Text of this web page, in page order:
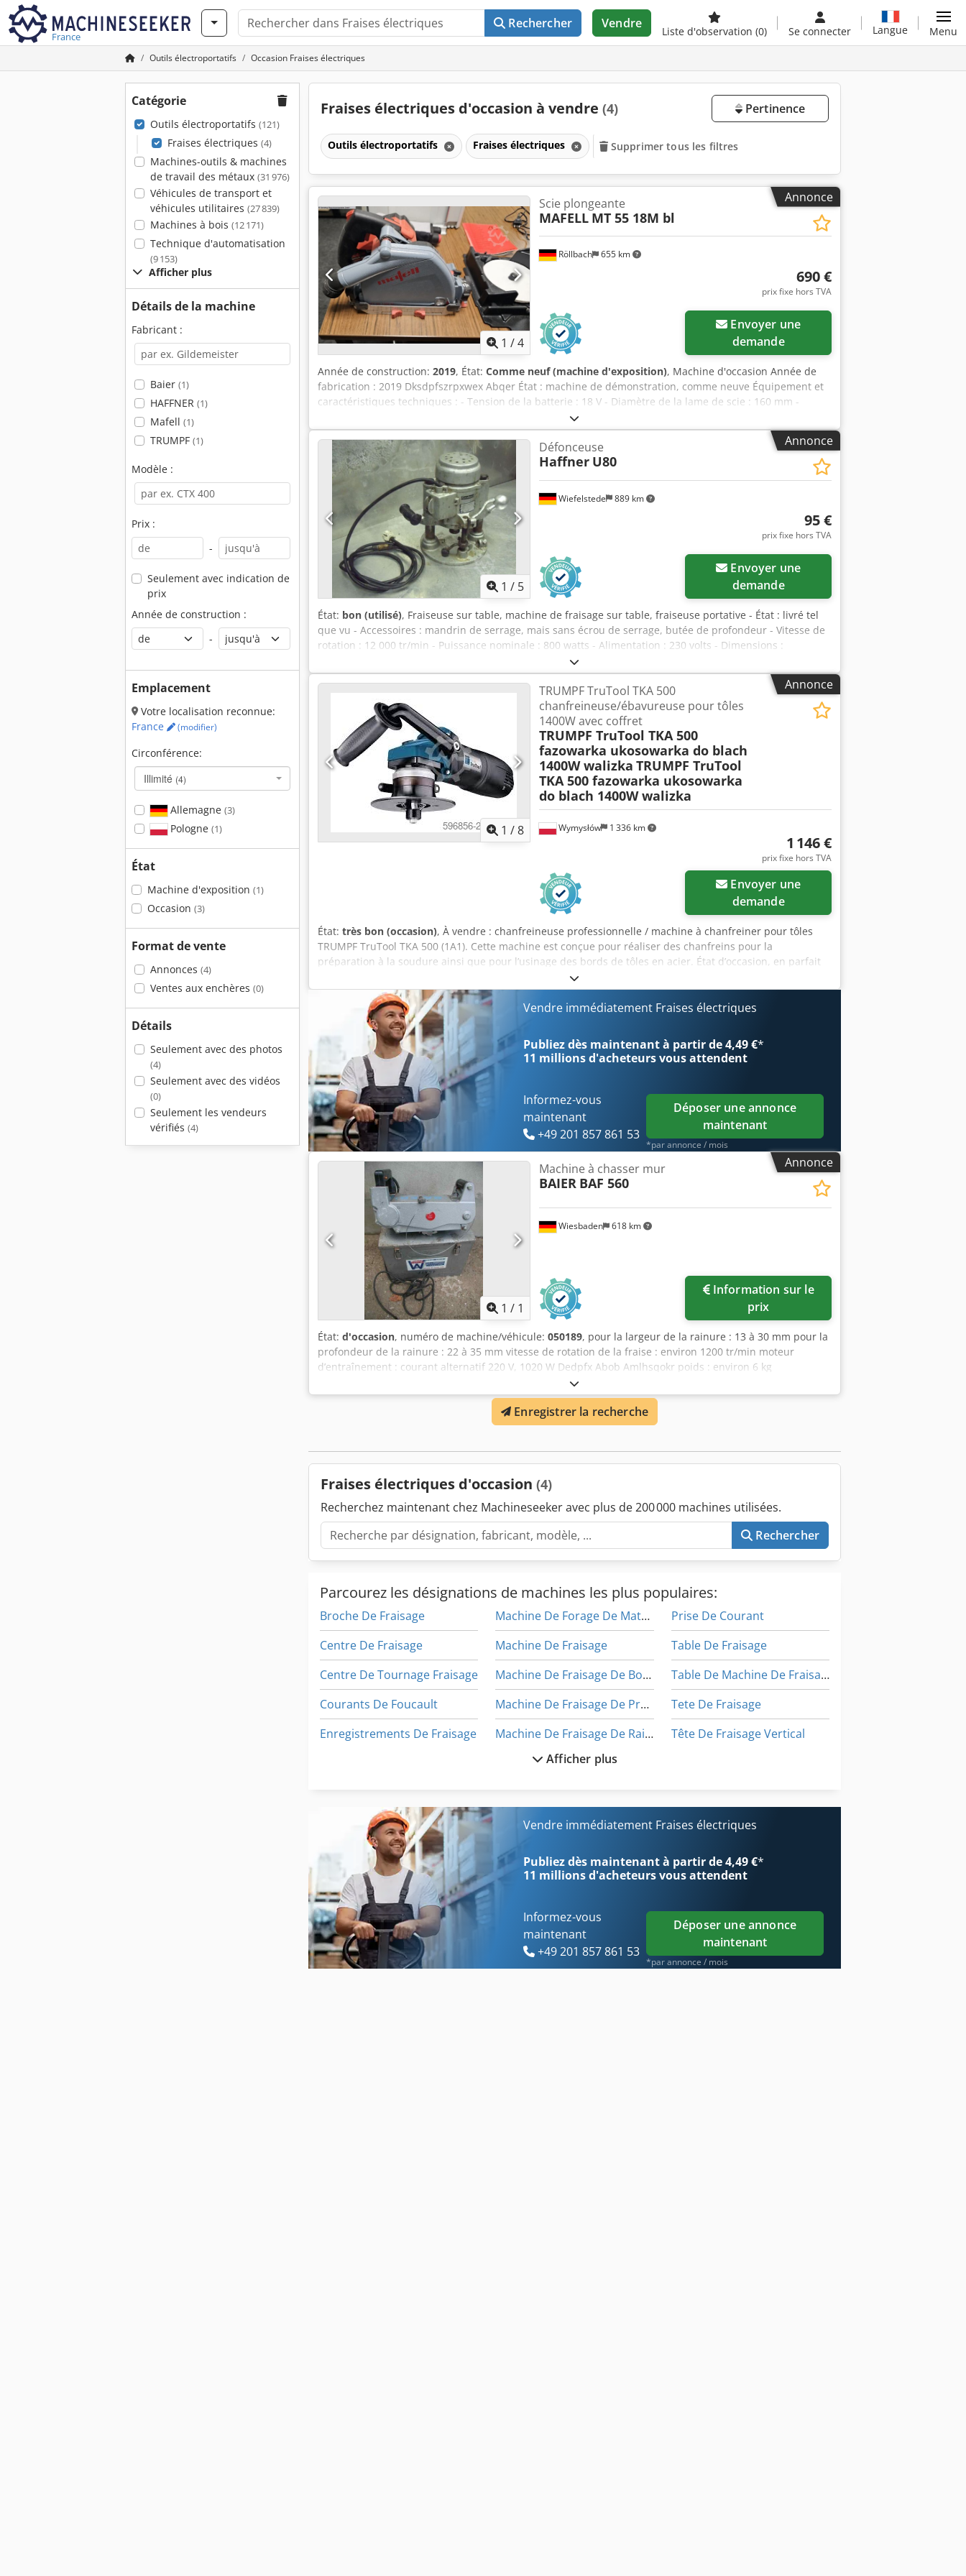
France
Rechercher Vendre
Liste d'observation (0) Se connecter Langue Menu
Outils électroportatifs Occasion Fraises électriques
Catégorie
Outils électroportatifs (121)
Fraises électriques (4)
Machines-outils & machines
de travail des métaux (31 976)
Véhicules de transport et
véhicules utilitaires (27 839)
Machines à bois (12 171)
Technique d'automatisation
(9 153)
Afficher plus
Détails de la machine
Fabricant :
Baier (1)
HAFFNER (1)
Mafell (1)
TRUMPF (1)
Modèle :
Prix :
-
Seulement avec indication de
prix
Année de construction :
-
Emplacement
Votre localisation reconnue:
France
(modifier)
Circonférence:
Illimité (4)
Allemagne (3)
Pologne (1)
État
Machine d'exposition (1)
Occasion (3)
Format de vente
Annonces (4)
Ventes aux enchères (0)
Détails
Seulement avec des photos
(4)
Seulement avec des vidéos
(0)
Seulement les vendeurs
vérifiés (4)
Fraises électriques d'occasion à vendre (4) Pertinence
Outils électroportatifs Fraises électriques Supprimer tous les filtres
Annonce
1 /4
Röllbach 655 km
Scie plongeante
MAFELL MT 55 18M bl
690 €
prix fixe hors TVA
demande
Année de construction: 2019, État: Comme neuf (machine d'exposition), Machine d'occasion Année de
fabrication : 2019 Dksdpfszrpxwex Abqer État : machine de démonstration, comme neuve Équipement et
caractéristiques techniques : - Tension de la batterie : 18 V - Diamètre de la lame de scie : 160 mm -
Alésage : 20 mm - Profondeur de coupe : jusqu’à 57 mm à 90° jusqu’à 40,5 mm à 45° - Plage d’inclinaison :
-1° à +48° - Vitesse à vide : 4 850 tr/min - Raccord pour aspiration des poussières - Poids : environ 4,5 kg
Annonce
1 / 5
Wiefelstede 889 km
Défonceuse
Haffner U80
95 €
prix fixe hors TVA
demande
État: bon (utilisé), Fraiseuse sur table, machine de fraisage sur table, fraiseuse portative - État : livré tel
que vu - Accessoires : mandrin de serrage, mais sans écrou de serrage, butée de profondeur - Vitesse de
rotation : 12 000 tr/min - Puissance nominale : 800 watts - Alimentation : 230 volts - Dimensions :
320/320/H320 mm Dkodpfx Aeb A N Nmsbqor - Poids : 12 kg
Annonce
1 /8 Wymysłów 1 336 km
TRUMPF TruTool TKA 500
chanfreineuse/ébavureuse pour tôles
1400W avec coffret
TRUMPF TruTool TKA 500
fazowarka ukosowarka do blach
1400W walizka TRUMPF TruTool
TKA 500 fazowarka ukosowarka
do blach 1400W walizka
1 146 €
prix fixe hors TVA
demande
État: très bon (occasion), À vendre : chanfreineuse professionnelle / machine à chanfreiner pour tôles
TRUMPF TruTool TKA 500 (1A1). Cette machine est conçue pour réaliser des chanfreins pour la
préparation à la soudure ainsi que pour l’usinage des bords de tôles en acier. État d’occasion, en parfait
état de fonctionnement, avec des traces normales d’utilisation visibles sur les photos. Équipement de
classe industrielle – fabrication Suisse / Allemagne. Caractéristiques techniques : - Puissance : 1400 W -
Alimentation : 230 V / 50–60 Hz - Courant : 6,5 A - Modèle : TruTool TKA 500 (1A1) - Année de fabrication :
2009 - Fabricant : TRUMPF Applications : - Chanfreinage des bords de tôles avant soudure - Biseautage
pour soudures en V et en X - Usinage des aciers de construction et de machines - Ateliers, production,
constructions métalliques Compris dans la livraison : - Chanfreineuse TRUMPF TruTool TKA 500 - Valise de
transport d’origine TRUMPF - Documentation / manuel du fabricant - Accessoires visibles sur les photos
Machine prête à l’emploi. Possibilité de test sur place. Expédition ou enlèvement sur place – à convenir.
Dodpfxsyhnukj Abqokr
Vendre immédiatement Fraises électriques
Publiez dès maintenant à partir de 4,49 €*
11 millions d'acheteursvous attendent
Informez-vous
maintenant
+49 201 857 861 53
Déposer une annonce
maintenant
*par annonce / mois
Annonce
1 / 1
Wiesbaden 618 km
Machine à chasser mur
BAIER BAF 560
Information sur le
prix
État: d'occasion, numéro de machine/véhicule: 050189, pour la largeur de la rainure : 13 à 30 mm pour la
profondeur de la rainure : 22 à 35 mm vitesse de rotation de la fraise : environ 1200 tr/min moteur
d’entraînement : courant alternatif 220 V, 1020 W Dedpfx Abob Amlhsqokr poids : environ 6 kg
Enregistrer la recherche
Fraises électriques d'occasion (4)
Recherchez maintenant chez Machineseeker avec plus de 200 000 machines utilisées.
Rechercher
Parcourez les désignations de machines les plus populaires:
Broche De Fraisage
Centre De Fraisage
Centre De Tournage Fraisage
Courants De Foucault
Enregistrements De Fraisage
Machine De Fabrication
Machine De Façonnage
Machine De Forage De Matériel
Machine De Fraisage
Machine De Fraisage De Bord
Machine De Fraisage De Profil
Machine De Fraisage De Rainure
Machine De Profilage
Outil De Fraisage
Outil De Fraisage De Fenêtre
Prise De Courant
Table De Fraisage
Table De Machine De Fraisage
Tete De Fraisage
Tête De Fraisage Vertical
Afficher plus
Vendre immédiatement Fraises électriques
Publiez dès maintenant à partir de 4,49 €*
11 millions d'acheteursvous attendent
Informez-vous
maintenant
+49 201 857 861 53
Déposer une annonce
maintenant
*par annonce / mois